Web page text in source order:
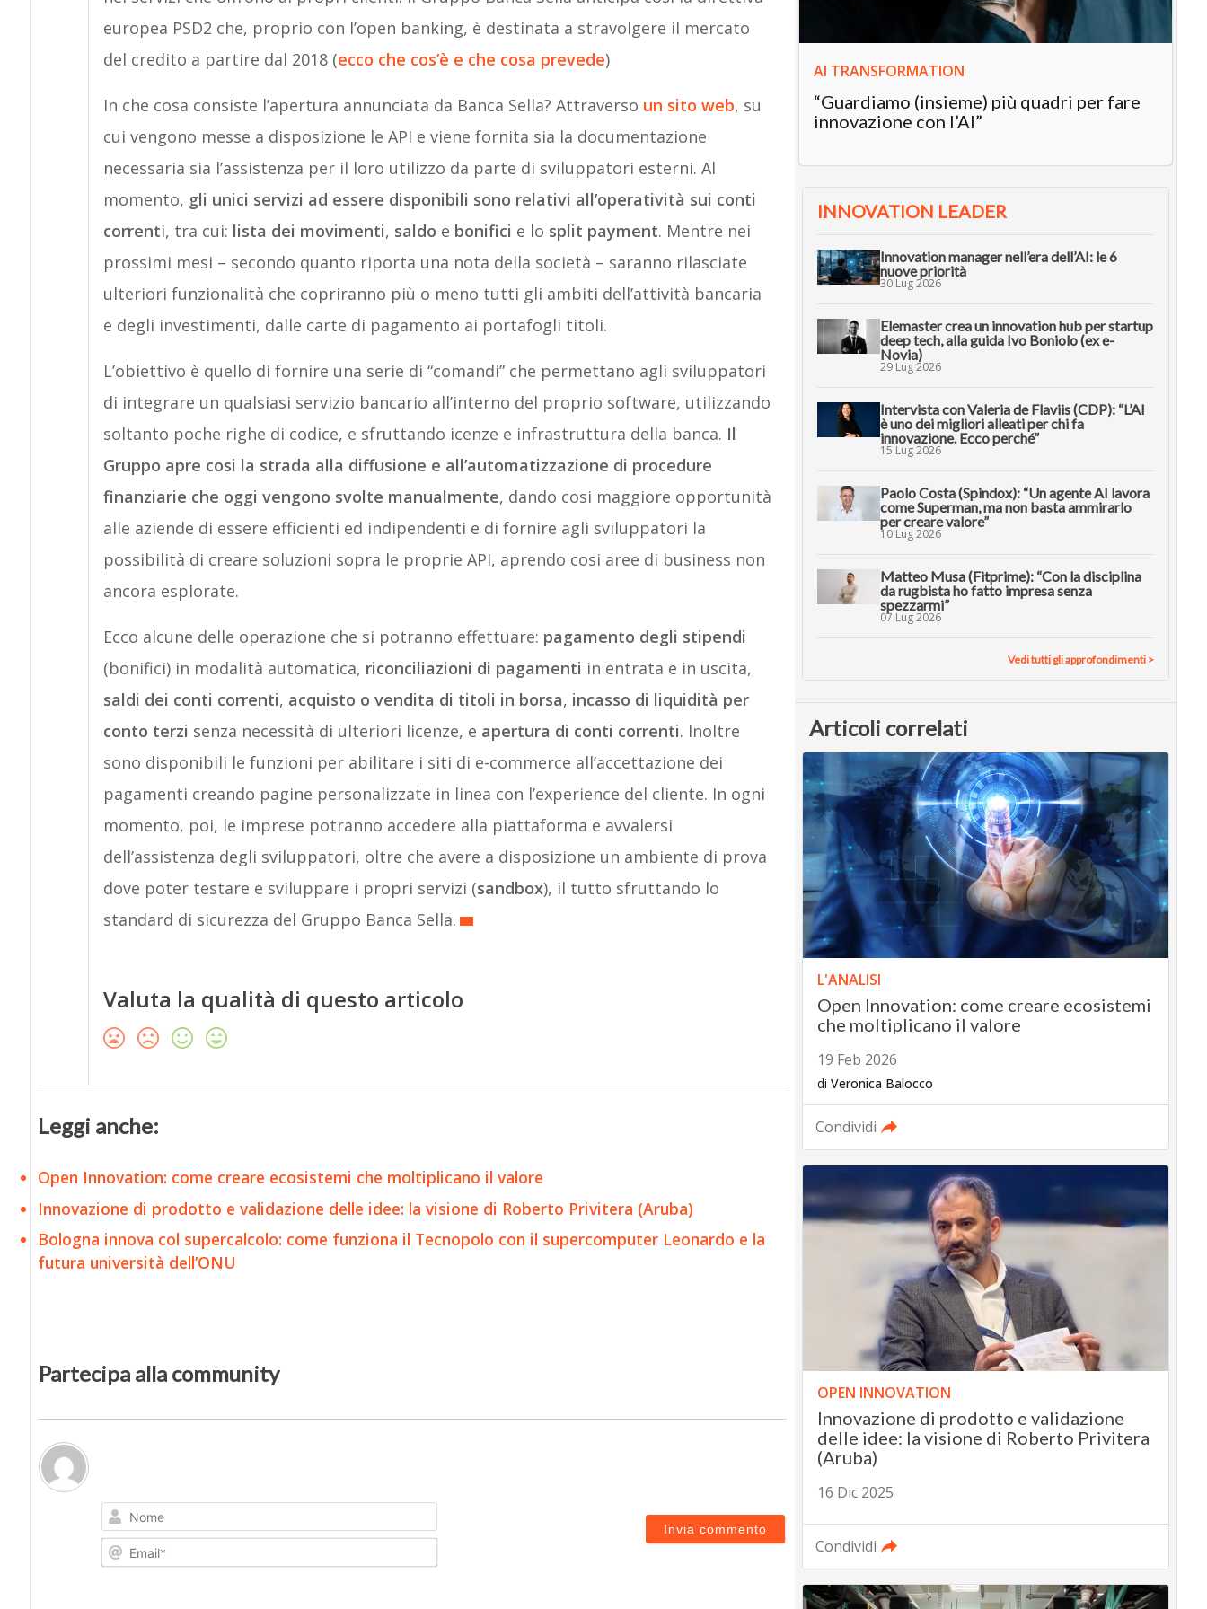
europea PSD2 che, proprio con l’open banking, è destinata a stravolgere il mercato
del credito a partire dal 2018 (ecco che cos’è e che cosa prevede)
In che cosa consiste l’apertura annunciata da Banca Sella? Attraverso un sito web, su
cui vengono messe a disposizione le API e viene fornita sia la documentazione
necessaria sia l’assistenza per il loro utilizzo da parte di sviluppatori esterni. Al
momento, gli unici servizi ad essere disponibili sono relativi all’operatività sui conti
correnti, tra cui: lista dei movimenti, saldo e bonifici e lo split payment. Mentre nei
prossimi mesi – secondo quanto riporta una nota della società – saranno rilasciate
ulteriori funzionalità che copriranno più o meno tutti gli ambiti dell’attività bancaria
e degli investimenti, dalle carte di pagamento ai portafogli titoli.
L’obiettivo è quello di fornire una serie di “comandi” che permettano agli sviluppatori
di integrare un qualsiasi servizio bancario all’interno del proprio software, utilizzando
soltanto poche righe di codice, e sfruttando icenze e infrastruttura della banca. Il
Gruppo apre cosi la strada alla diffusione e all’automatizzazione di procedure
finanziarie che oggi vengono svolte manualmente, dando cosi maggiore opportunità
alle aziende di essere efficienti ed indipendenti e di fornire agli sviluppatori la
possibilità di creare soluzioni sopra le proprie API, aprendo cosi aree di business non
ancora esplorate.
Ecco alcune delle operazione che si potranno effettuare: pagamento degli stipendi
(bonifici) in modalità automatica, riconciliazioni di pagamenti in entrata e in uscita,
saldi dei conti correnti, acquisto o vendita di titoli in borsa, incasso di liquidità per
conto terzi senza necessità di ulteriori licenze, e apertura di conti correnti. Inoltre
sono disponibili le funzioni per abilitare i siti di e-commerce all’accettazione dei
pagamenti creando pagine personalizzate in linea con l’experience del cliente. In ogni
momento, poi, le imprese potranno accedere alla piattaforma e avvalersi
dell’assistenza degli sviluppatori, oltre che avere a disposizione un ambiente di prova
dove poter testare e sviluppare i propri servizi (sandbox), il tutto sfruttando lo
standard di sicurezza del Gruppo Banca Sella.
Valuta la qualità di questo articolo
Leggi anche:
Open Innovation: come creare ecosistemi che moltiplicano il valore
Innovazione di prodotto e validazione delle idee: la visione di Roberto Privitera (Aruba)
Bologna innova col supercalcolo: come funziona il Tecnopolo con il supercomputer Leonardo e la
futura università dell’ONU
Partecipa alla community
Nome
Email*
AI TRANSFORMATION
“Guardiamo (insieme) più quadri per fare
innovazione con l’AI”
INNOVATION LEADER
Innovation manager nell’era dell’AI: le 6
nuove priorità
30 Lug 2026
Elemaster crea un innovation hub per startup
deep tech, alla guida Ivo Boniolo (ex e-
Novia)
29 Lug 2026
Intervista con Valeria de Flaviis (CDP): “L’AI
è uno dei migliori alleati per chi fa
innovazione. Ecco perché”
15 Lug 2026
Paolo Costa (Spindox): “Un agente AI lavora
come Superman, ma non basta ammirarlo
per creare valore”
10 Lug 2026
Matteo Musa (Fitprime): “Con la disciplina
da rugbista ho fatto impresa senza
spezzarmi”
07 Lug 2026
Vedi tutti gli approfondimenti >
Articoli correlati
L'ANALISI
Open Innovation: come creare ecosistemi
che moltiplicano il valore
19 Feb 2026
di Veronica Balocco
Condividi
OPEN INNOVATION
Innovazione di prodotto e validazione
delle idee: la visione di Roberto Privitera
(Aruba)
16 Dic 2025
Condividi